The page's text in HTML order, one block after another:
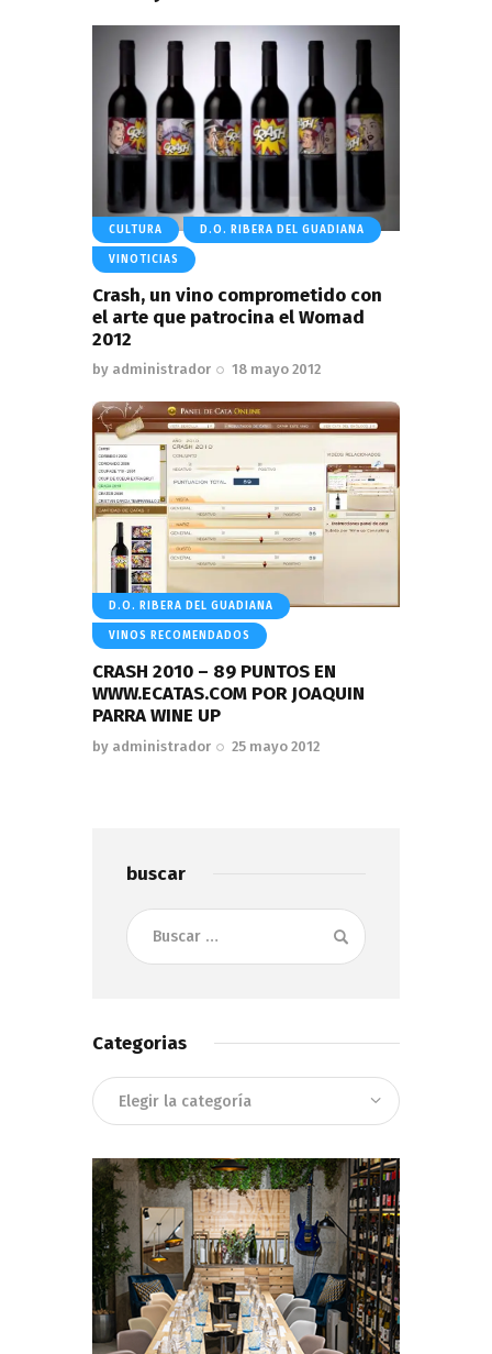
CULTURA D.O. RIBERA DEL GUADIANA
VINOTICIAS
Crash, un vino comprometido con
el arte que patrocina el Womad
2012
by administrador 18 mayo 2012
D.O. RIBERA DEL GUADIANA
VINOS RECOMENDADOS
CRASH 2010 – 89 PUNTOS EN
WWW.ECATAS.COM POR JOAQUIN
PARRA WINE UP
by administrador 25 mayo 2012
buscar
Buscar:
Categorias
Categorias